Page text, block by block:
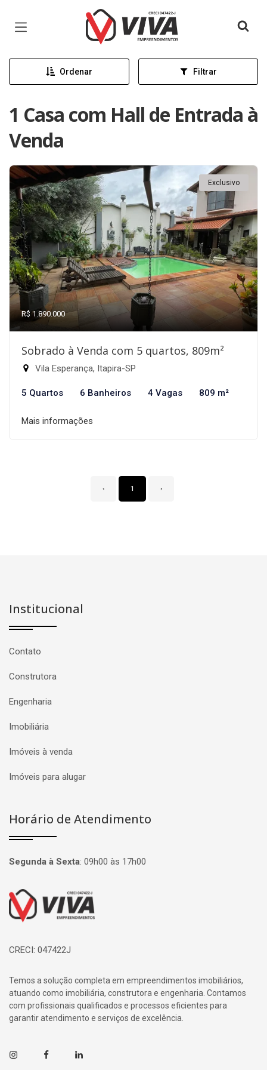
Página inicial
Ordenar Filtrar
1 Casa com Hall de Entrada à
Venda
Exclusivo
R$ 1.890.000
Sobrado à Venda com 5 quartos, 809m²
Vila Esperança, Itapira-SP
5 Quartos 6 Banheiros 4 Vagas 809 m²
Mais informações
‹ 1 ›
Institucional
Contato
Construtora
Engenharia
Imobiliária
Imóveis à venda
Imóveis para alugar
Horário de Atendimento
Segunda à Sexta: 09h00 às 17h00
Página inicial
CRECI: 047422J
Temos a solução completa em empreendimentos imobiliários,
atuando como imobiliária, construtora e engenharia. Contamos
com profissionais qualificados e processos eficientes para
garantir atendimento e serviços de excelência.
InstagramFacebookLinkedin